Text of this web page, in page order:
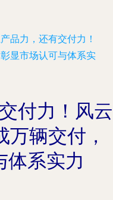
品力，还有交付力！
显市场认可与体系实
付力！风云
辆交付，
体系实力